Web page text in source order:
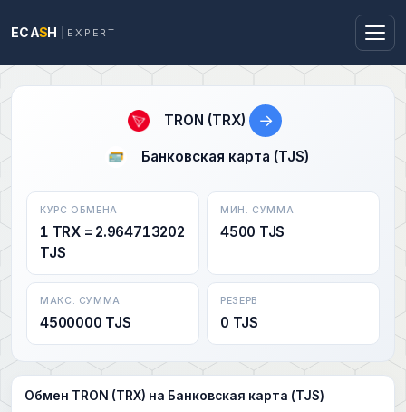
ECA$H EXPERT
TRON (TRX) →
Банковская карта (TJS)
КУРС ОБМЕНА
1 TRX = 2.964713202
TJS
МИН. СУММА
4500 TJS
МАКС. СУММА
4500000 TJS
РЕЗЕРВ
0 TJS
Обмен TRON (TRX) на Банковская карта (TJS)